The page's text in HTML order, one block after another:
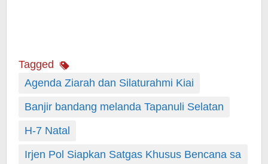
Tagged
Agenda Ziarah dan Silaturahmi Kiai
Banjir bandang melanda Tapanuli Selatan
H-7 Natal
Irjen Pol Siapkan Satgas Khusus Bencana sa